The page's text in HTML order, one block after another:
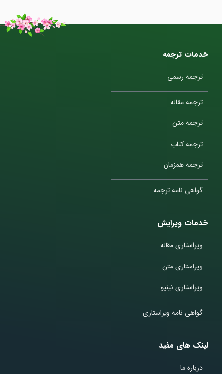
خدمات ترجمه
ترجمه رسمی
ترجمه مقاله
ترجمه متن
ترجمه کتاب
ترجمه همزمان
گواهی نامه ترجمه
خدمات ویرایش
ویراستاری مقاله
ویراستاری متن
ویراستاری نیتیو
گواهی نامه ویراستاری
لینک های مفید
درباره ما